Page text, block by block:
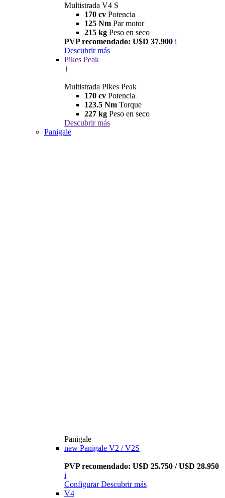
Multistrada V4 S
170 cv Potencia
125 Nm Par motor
215 kg Peso en seco
PVP recomendado: U$D 37.900 i
Descubrir más
Pikes Peak
}
Multistrada Pikes Peak
170 cv Potencia
123.5 Nm Torque
227 kg Peso en seco
Descubrir más
Panigale
Panigale
new Panigale V2 / V2S
PVP recomendado: U$D 25.750 / U$D 28.950
i
Configurar Descubrir más
V4